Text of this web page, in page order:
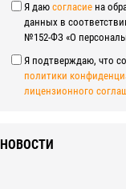
Я даю согласие на
данных в
№152-ФЗ «О
Я подтверждаю, что
политики
лицензионного
НОВОСТИ